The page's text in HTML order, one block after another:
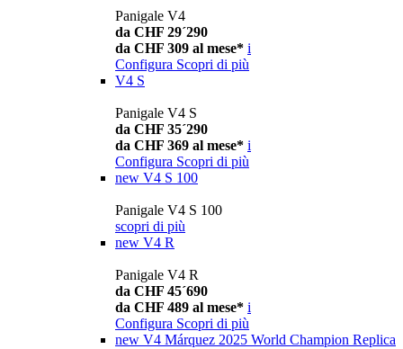
Panigale V4
da CHF 29´290
da CHF 309 al mese* i
Configura Scopri di più
V4 S
Panigale V4 S
da CHF 35´290
da CHF 369 al mese* i
Configura Scopri di più
new V4 S 100
Panigale V4 S 100
scopri di più
new V4 R
Panigale V4 R
da CHF 45´690
da CHF 489 al mese* i
Configura Scopri di più
new V4 Márquez 2025 World Champion Replica